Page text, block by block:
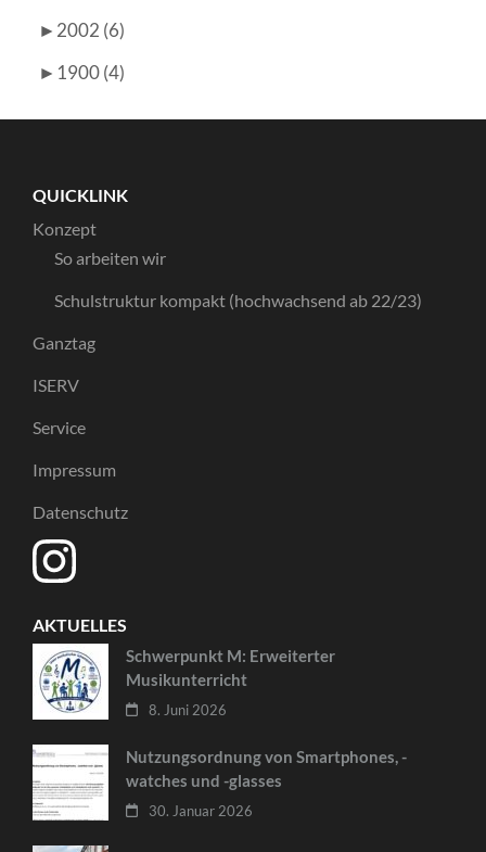
► 2002 (6)
► 1900 (4)
QUICKLINK
Konzept
So arbeiten wir
Schulstruktur kompakt (hochwachsend ab 22/23)
Ganztag
ISERV
Service
Impressum
Datenschutz
AKTUELLES
Schwerpunkt M: Erweiterter
Musikunterricht
8. Juni 2026
Nutzungsordnung von Smartphones, -
watches und -glasses
30. Januar 2026